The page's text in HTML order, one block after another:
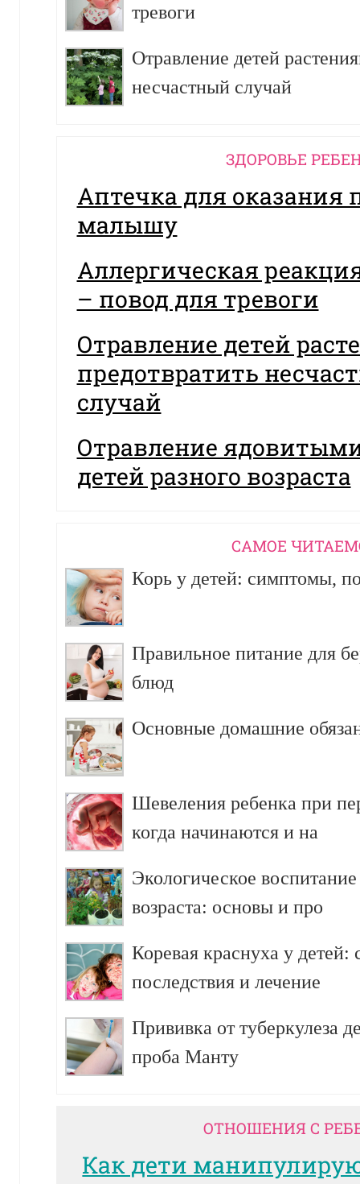
тревоги
Отравление детей
несчастный случай
ЗДОРОВЬЕ
Аптечка для
малышу
Аллергическая
– повод для тревоги
Отравление детей
предотвратить
случай
Отравление
детей разного возраста
CАМОЕ
Корь у детей: симптомы,
Правильное питание для
блюд
Основные домашние
Шевеления ребенка при
когда начинаются и на
Экологическое
возраста: основы и про
Коревая краснуха у
последствия и лечение
Прививка от туберкулеза
проба Манту
ОТНОШЕНИЯ С
Как дети